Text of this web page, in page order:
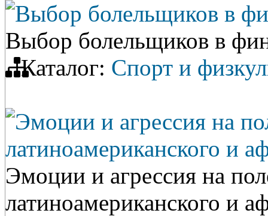
Выбор болельщиков в
Выбор болельщиков в
Каталог: Спорт и
Эмоции и агрессия на
латиноамериканского и
Эмоции и агрессия на
латиноамериканского и